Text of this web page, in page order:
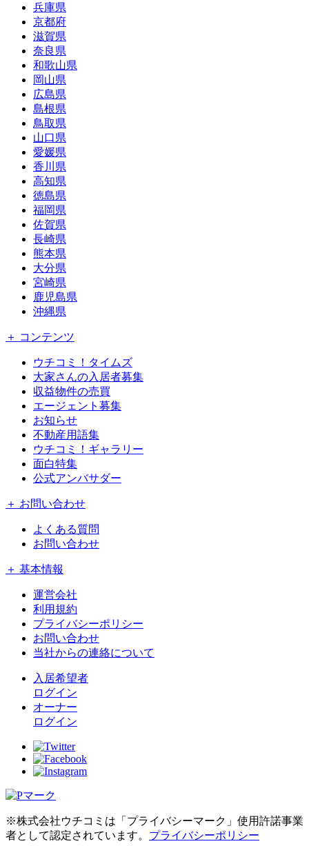
兵庫県
京都府
滋賀県
奈良県
和歌山県
岡山県
広島県
島根県
鳥取県
山口県
愛媛県
香川県
高知県
徳島県
福岡県
佐賀県
長崎県
熊本県
大分県
宮崎県
鹿児島県
沖縄県
＋ コンテンツ
ウチコミ！タイムズ
大家さんの入居者募集
収益物件の売買
エージェント募集
お知らせ
不動産用語集
ウチコミ！ギャラリー
面白特集
公式アンバサダー
＋ お問い合わせ
よくある質問
お問い合わせ
＋ 基本情報
運営会社
利用規約
プライバシーポリシー
お問い合わせ
当社からの連絡について
入居希望者
ログイン
オーナー
ログイン
※株式会社ウチコミは「プライバシーマーク」使用許諾事業
者として認定されています。 プライバシーポリシー